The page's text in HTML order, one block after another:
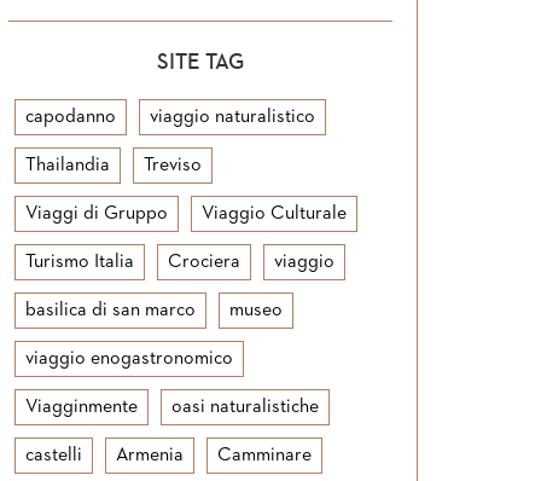
SITE TAG
capodanno viaggio naturalistico
Thailandia Treviso
Viaggi di Gruppo Viaggio Culturale
Turismo Italia Crociera viaggio
basilica di san marco museo
viaggio enogastronomico
Viagginmente oasi naturalistiche
castelli Armenia Camminare